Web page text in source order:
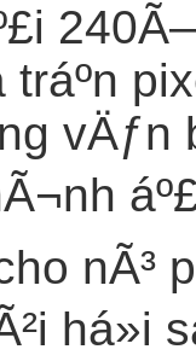
vÄƒn
nÃ³
há»i